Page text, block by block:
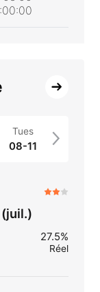
Tues
08-11
27.5%
Réel